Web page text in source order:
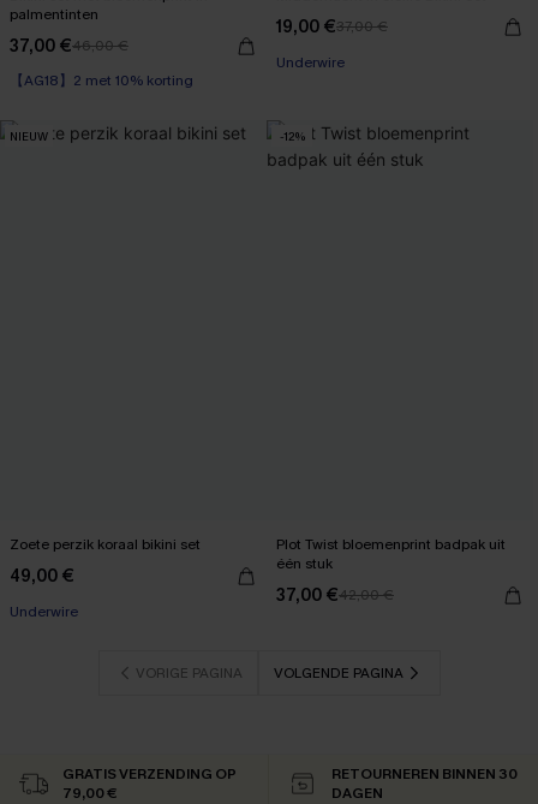
palmentinten
37,00 €46,00 €
【AG18】2 met 10% korting
Underwire
19,00 €37,00 €
Underwire
NIEUW
Zoete perzik koraal bikini set
49,00 €
Underwire
-12%
Plot Twist bloemenprint badpak uit
één stuk
37,00 €42,00 €
VORIGE PAGINA VOLGENDE PAGINA
GRATIS VERZENDING OP
79,00 €
RETOURNEREN BINNEN 30
DAGEN